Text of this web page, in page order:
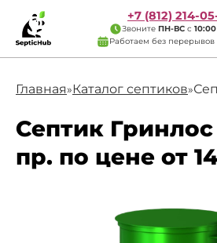
+7 (812) 214-
Звоните ПН-ВС с 10:00
Работаем без
Главная»Каталог септиков»
Септик
пр. по цене от